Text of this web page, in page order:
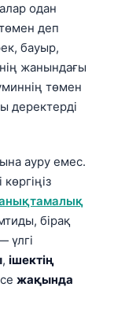
одан
деп
бауыр,
жанындағы
төмен
деректерді
ауру емес.
бірақ
үлгі
, ішектің
жақында